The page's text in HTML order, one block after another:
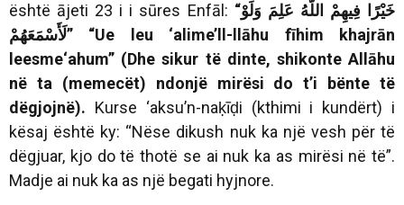
është ājeti 23 i i sūres Enfāl: “وَلَوْ عَلِمَ اللَّهُ فِيهِمْ
خَيْرًا
لَأَسْمَعَهُمْ” “Ue leu ‘alime’ll-llāhu fīhim khajrān
leesme‘ahum” (Dhe sikur të dinte, shikonte Allāhu
në ta (memecët) ndonjë mirësi do t’i bënte të
dëgjojnë). Kurse ‘aksu’n-naḳīḍi (kthimi i kundërt) i
kësaj është ky: “Nëse dikush nuk ka një vesh për të
dëgjuar, kjo do të thotë se ai nuk ka as mirësi në të”.
Madje ai nuk ka as një begati hyjnore.